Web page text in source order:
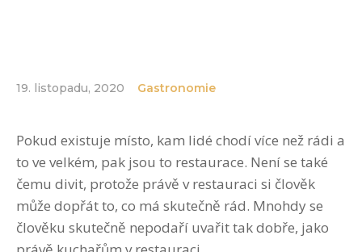
19. listopadu, 2020 Gastronomie
Pokud existuje místo, kam lidé chodí více než rádi a
to ve velkém, pak jsou to restaurace. Není se také
čemu divit, protože právě v restauraci si člověk
může dopřát to, co má skutečně rád. Mnohdy se
člověku skutečně nepodaří uvařit tak dobře, jako